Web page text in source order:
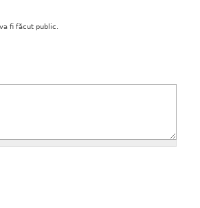
fi făcut public.